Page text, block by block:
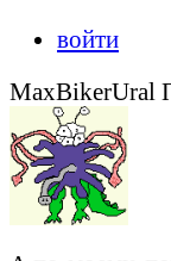
войти
MaxBikerUral